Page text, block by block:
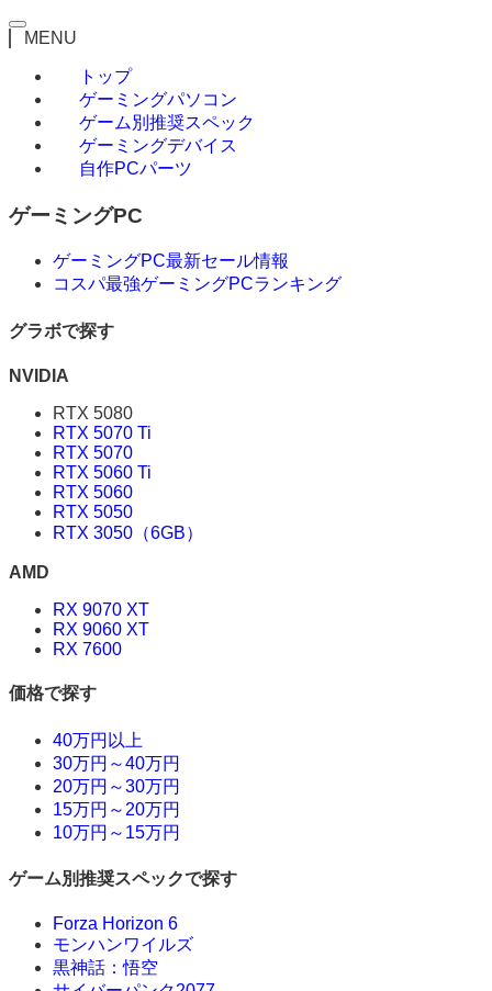
MENU
トップ
ゲーミングパソコン
ゲーム別推奨スペック
ゲーミングデバイス
自作PCパーツ
ゲーミングPC
ゲーミングPC最新セール情報
コスパ最強ゲーミングPCランキング
グラボで探す
NVIDIA
RTX 5080
RTX 5070 Ti
RTX 5070
RTX 5060 Ti
RTX 5060
RTX 5050
RTX 3050（6GB）
AMD
RX 9070 XT
RX 9060 XT
RX 7600
価格で探す
40万円以上
30万円～40万円
20万円～30万円
15万円～20万円
10万円～15万円
ゲーム別推奨スペックで探す
Forza Horizon 6
モンハンワイルズ
黒神話：悟空